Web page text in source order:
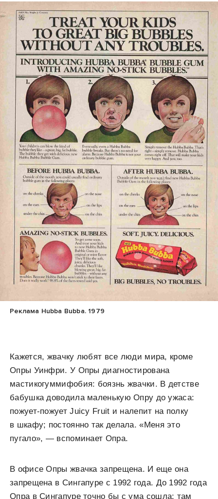
Реклама Hubba Bubba. 1979
Кажется, жвачку любят все люди мира, кроме
Опры Уинфри. У Опры диагностирована
мастикогуммифобия: боязнь жвачки. В детстве
бабушка доводила маленькую Опру до ужаса:
пожует-пожует Juicy Fruit и налепит на полку
в шкафу; постоянно так делала. «Меня это
пугало», — вспоминает Опра.
В офисе Опры жвачка запрещена. И еще она
запрещена в Сингапуре с 1992 года. До 1992 года
Опра в Сингапуре точно бы с ума сошла: там